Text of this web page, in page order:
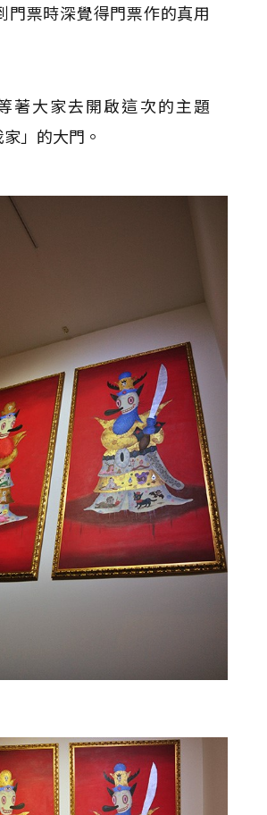
門票時深覺得門票作的真用
著大家去開啟這次的主題
家」的大門。